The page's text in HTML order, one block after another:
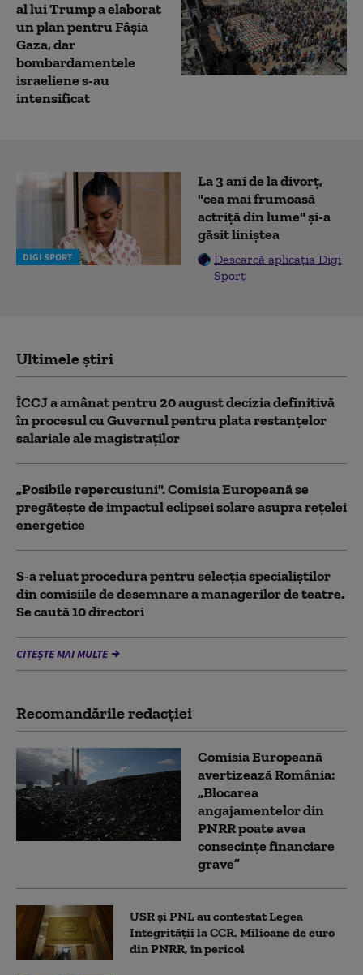
al lui Trump a elaborat
un plan pentru Fâșia
Gaza, dar
bombardamentele
israeliene s-au
intensificat
DIGI SPORT
La 3 ani de la divorț,
"cea mai frumoasă
actriță din lume" și-a
găsit liniștea
Descarcă aplicația Digi
Sport
Ultimele știri
ÎCCJ a amânat pentru 20 august decizia definitivă
în procesul cu Guvernul pentru plata restanțelor
salariale ale magistraților
„Posibile repercusiuni". Comisia Europeană se
pregătește de impactul eclipsei solare asupra rețelei
energetice
S-a reluat procedura pentru selecţia specialiştilor
din comisiile de desemnare a managerilor de teatre.
Se caută 10 directori
CITEȘTE MAI MULTE
Recomandările redacţiei
Comisia Europeană
avertizează România:
„Blocarea
angajamentelor din
PNRR poate avea
consecințe financiare
grave”
USR și PNL au contestat Legea
Integrității la CCR. Milioane de euro
din PNRR, în pericol